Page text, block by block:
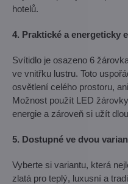
hotelů.
4. Praktické a energeticky
Svítidlo je osazeno 6
ve vnitřku lustru. Toto
osvětlení celého prostoru,
Možnost použít LED
energie a zároveň si užít
5. Dostupné ve dvou
Vyberte si variantu, která
zlatá pro teplý, luxusní a